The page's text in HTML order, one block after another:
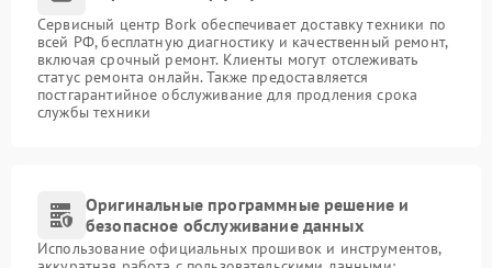
Сервисный центр Bork обеспечивает доставку техники по
всей РФ, бесплатную диагностику и качественный ремонт,
включая срочный ремонт. Клиенты могут отслеживать
статус ремонта онлайн. Также предоставляется
постгарантийное обслуживание для продления срока
службы техники
Оригинальные программные решение и
безопасное обслуживание данных
Использование официальных прошивок и инструментов,